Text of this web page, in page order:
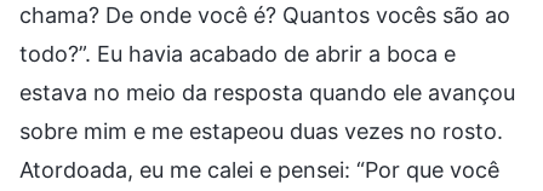
chama? De onde você é? Quantos vocês são ao
todo?”. Eu havia acabado de abrir a boca e
estava no meio da resposta quando ele avançou
sobre mim e me estapeou duas vezes no rosto.
Atordoada, eu me calei e pensei: “Por que você